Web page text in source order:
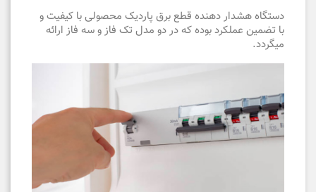
دستگاه هشدار دهنده قطع برق پاردیک محصولی با کیفیت و
با تضمین عملکرد بوده که در دو مدل تک فاز و سه فاز ارائه
میگردد.